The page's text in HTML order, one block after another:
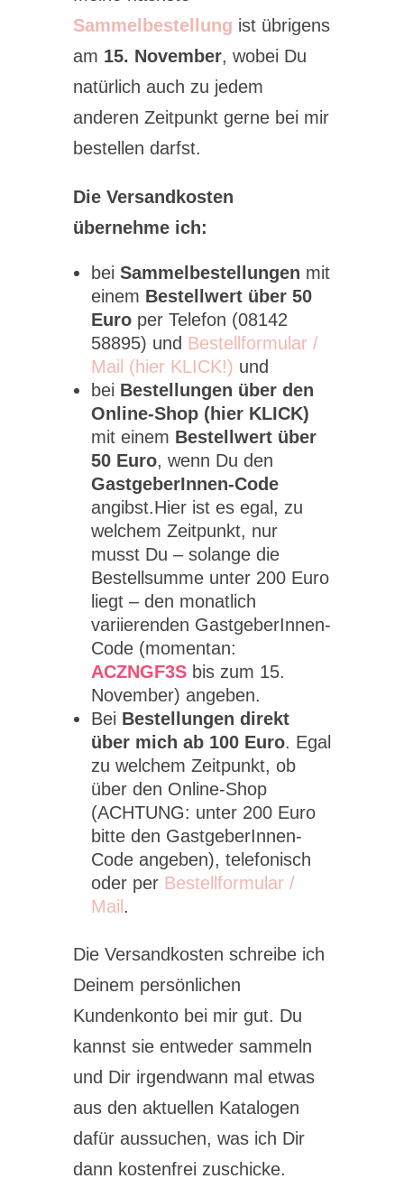
Sammelbestellung ist übrigens
am 15. November, wobei Du
natürlich auch zu jedem
anderen Zeitpunkt gerne bei mir
bestellen darfst.
Die Versandkosten
übernehme ich:
bei Sammelbestellungen mit
einem Bestellwert über 50
Euro per Telefon (08142
58895) und Bestellformular /
Mail (hier KLICK!) und
bei Bestellungen über den
Online-Shop (hier KLICK)
mit einem Bestellwert über
50 Euro, wenn Du den
GastgeberInnen-Code
angibst.Hier ist es egal, zu
welchem Zeitpunkt, nur
musst Du – solange die
Bestellsumme unter 200 Euro
liegt – den monatlich
variierenden GastgeberInnen-
Code (momentan:
ACZNGF3Sbis zum 15.
November) angeben.
Bei Bestellungen direkt
über mich ab 100 Euro. Egal
zu welchem Zeitpunkt, ob
über den Online-Shop
(ACHTUNG: unter 200 Euro
bitte den GastgeberInnen-
Code angeben), telefonisch
oder per Bestellformular /
Mail .
Die Versandkosten schreibe ich
Deinem persönlichen
Kundenkonto bei mir gut. Du
kannst sie entweder sammeln
und Dir irgendwann mal etwas
aus den aktuellen Katalogen
dafür aussuchen, was ich Dir
dann kostenfrei zuschicke.